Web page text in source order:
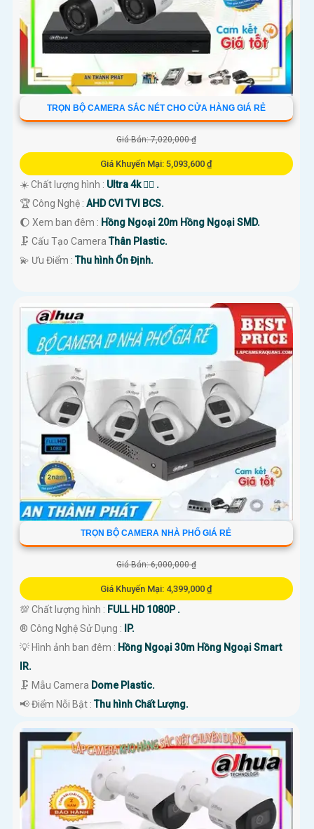
TRỌN BỘ CAMERA SẮC NÉT CHO CỬA HÀNG GIÁ RẺ
Giá Bán: 7,020,000 ₫
Giá Khuyến Mại: 5,093,600 ₫
☀️ Chất lượng hình : Ultra 4k 👍🏾 .
🏆 Công Nghệ : AHD CVI TVI BCS.
🌔 Xem ban đêm : Hồng Ngoại 20m Hồng Ngoại SMD.
🗜️ Cấu Tạo CameraThân Plastic.
️💫 Ưu Điểm :Thu hình Ổn Định.
TRỌN BỘ CAMERA NHÀ PHỐ GIÁ RẺ
Giá Bán: 6,000,000 ₫
Giá Khuyến Mại: 4,399,000 ₫
💯 Chất lượng hình : FULL HD 1080P .
®️ Công Nghệ Sử Dụng :
IP.
💡 Hình ảnh ban đêm : Hồng Ngoại 30m Hồng Ngoại Smart
IR.
🗜️ Mẫu Camera Dome Plastic.
️📢 Điểm Nỗi Bật :Thu hình Chất Lượng.